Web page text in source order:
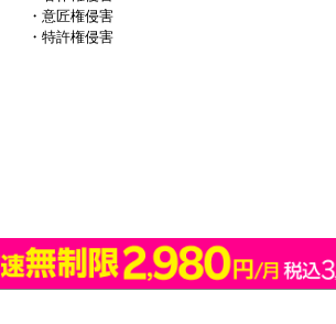
・意匠権侵害
・特許権侵害